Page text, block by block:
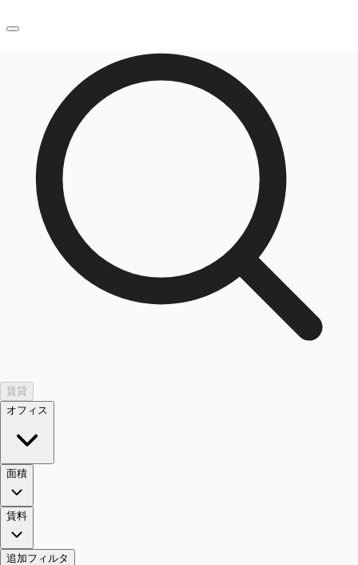
オフィス・事務所
倉庫・物流センター
地図検索
記事
仲介会社様はこちらへ
お気に入り
お電話
賃貸
オフィス
面積
賃料
追加フィルタ